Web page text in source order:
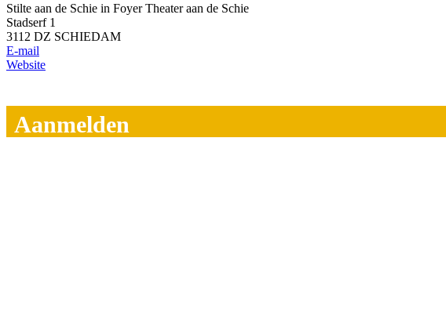
Stilte aan de Schie in Foyer Theater aan de Schie
Stadserf 1
3112 DZ SCHIEDAM
E-mail
Website
Aanmelden